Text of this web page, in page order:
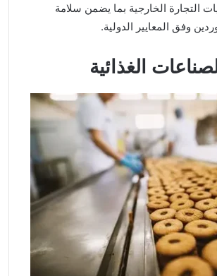
التجارة الخارجية بما يضمن سلامة
وفق المعايير الدولية.
الغذائية